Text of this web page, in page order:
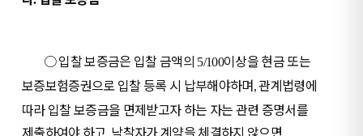
○입찰 보증금은 입찰 금액의 5/100이상을 현금 또는
보증보험증권으로 입찰 등록 시 납부해야하며,관계법령에
따라 입찰 보증금을 면제받고자 하는 자는 관련 증명서를
제출하여야 하고, 낙찰자가 계약을 체결하지 않으면